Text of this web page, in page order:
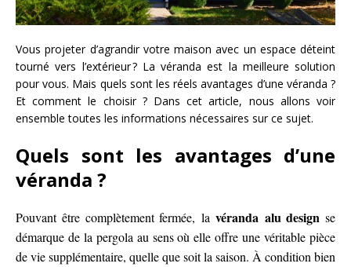
Vous projeter d’agrandir votre maison avec un espace déteint
tourné vers l’extérieur ? La véranda est la meilleure solution
pour vous. Mais quels sont les réels avantages d’une véranda ?
Et comment le choisir ? Dans cet article, nous allons voir
ensemble toutes les informations nécessaires sur ce sujet.
Quels sont les avantages d’une
véranda ?
Pouvant être complètement fermée, la véranda alu design se
démarque de la pergola au sens où elle offre une véritable pièce
de vie supplémentaire, quelle que soit la saison. À condition bien